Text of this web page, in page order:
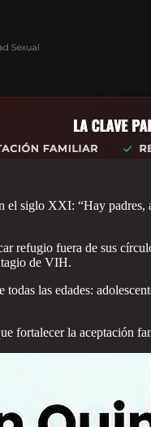
siglo XXI: “Hay padres,
refugio fuera de sus
de VIH.
las edades:
fortalecer la aceptación